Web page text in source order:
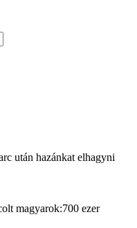
után hazánkat elhagyni
magyarok:700 ezer